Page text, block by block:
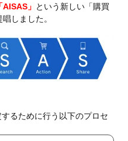
AISAS」 という新しい「購買
しました。
るために行う以下のプロセ